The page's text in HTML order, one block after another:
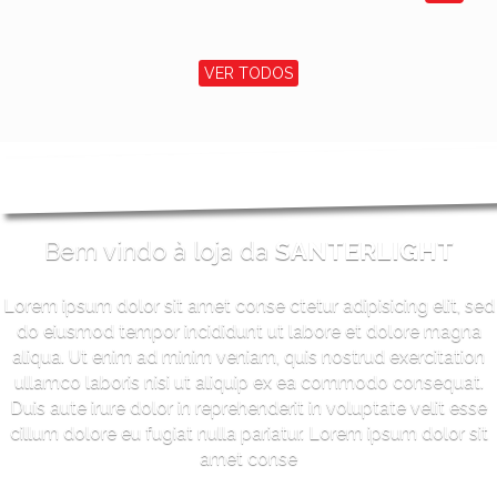
VER TODOS
Bem vindo à loja da SANTERLIGHT
Lorem ipsum dolor sit amet conse ctetur adipisicing elit, sed
do eiusmod tempor incididunt ut labore et dolore magna
aliqua. Ut enim ad minim veniam, quis nostrud exercitation
ullamco laboris nisi ut aliquip ex ea commodo consequat.
Duis aute irure dolor in reprehenderit in voluptate velit esse
cillum dolore eu fugiat nulla pariatur. Lorem ipsum dolor sit
amet conse